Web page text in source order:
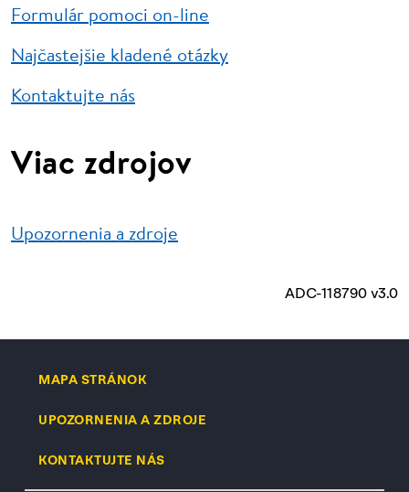
Formulár pomoci on-line
Najčastejšie kladené otázky
Kontaktujte nás
Viac zdrojov
Upozornenia a zdroje
ADC-118790 v3.0
MAPA STRÁNOK
UPOZORNENIA A ZDROJE
KONTAKTUJTE NÁS